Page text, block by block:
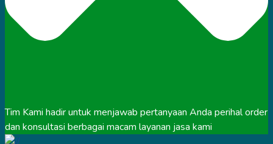
Tim Kami hadir untuk menjawab pertanyaan Anda perihal order
dan konsultasi berbagai macam layanan jasa kami